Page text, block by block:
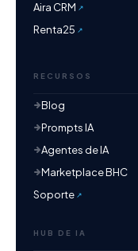
Aira CRM
Renta25
RECURSOS
Blog
Prompts IA
Agentes de IA
Marketplace BHC
Soporte
HUB DE IA